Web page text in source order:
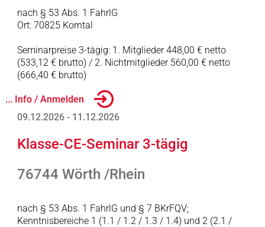
nach § 53 Abs. 1 FahrlG
Ort: 70825 Korntal
Seminarpreise 3-tägig: 1. Mitglieder 448,00 € netto
(533,12 € brutto) / 2. Nichtmitglieder 560,00 € netto
(666,40 € brutto)
... Info / Anmelden
09.12.2026 - 11.12.2026
Klasse-CE-Seminar 3-tägig
76744 Wörth /Rhein
nach § 53 Abs. 1 FahrlG und § 7 BKrFQV;
Kenntnisbereiche 1 (1.1 / 1.2 / 1.3 / 1.4) und 2 (2.1 /